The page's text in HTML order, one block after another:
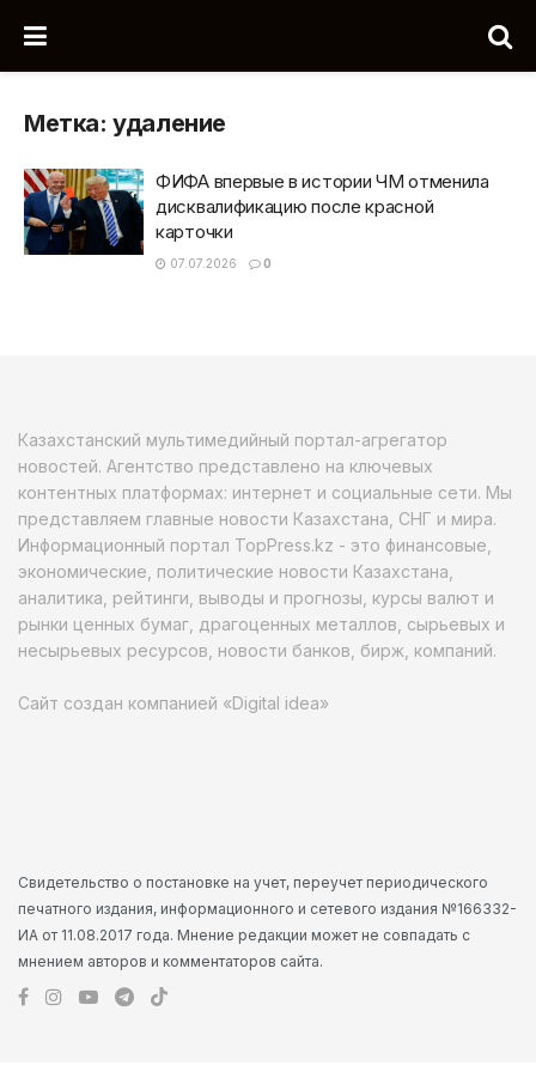
Метка:удаление
ФИФА впервые в истории ЧМ отменила
дисквалификацию после красной
карточки
07.07.2026 0
Казахстанский мультимедийный портал-агрегатор
новостей. Агентство представлено на ключевых
контентных платформах: интернет и социальные сети. Мы
представляем главные новости Казахстана, СНГ и мира.
Информационный портал TopPress.kz - это финансовые,
экономические, политические новости Казахстана,
аналитика, рейтинги, выводы и прогнозы, курсы валют и
рынки ценных бумаг, драгоценных металлов, сырьевых и
несырьевых ресурсов, новости банков, бирж, компаний.
Сайт создан компанией «Digital idea»
Свидетельство о постановке на учет, переучет периодического
печатного издания, информационного и сетевого издания №166332-
ИА от 11.08.2017 года. Мнение редакции может не совпадать с
мнением авторов и комментаторов сайта.